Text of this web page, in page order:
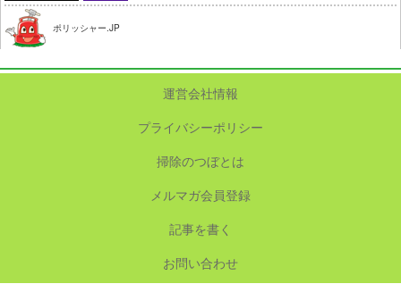
ポリッシャー.JP
運営会社情報
プライバシーポリシー
掃除のつぼとは
メルマガ会員登録
記事を書く
お問い合わせ